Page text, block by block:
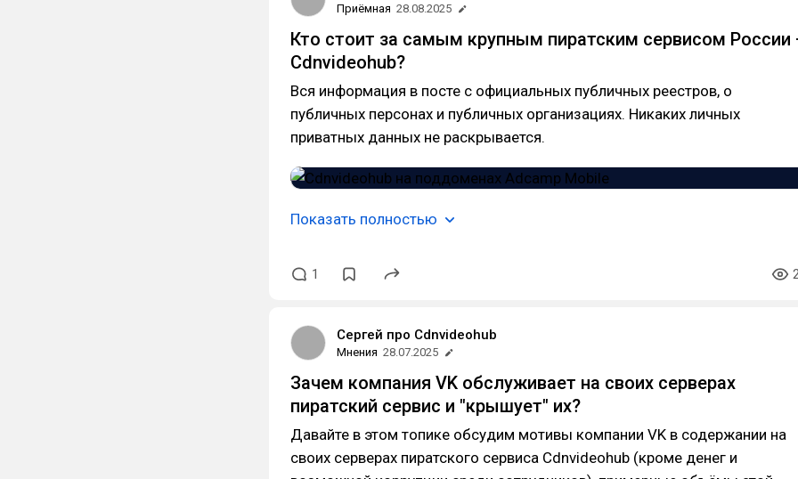
Приёмная 28.08.2025
Кто стоит за самым крупным пиратским сервисом России
Cdnvideohub?
Вся информация в посте с официальных публичных реестров, о
публичных персонах и публичных организациях. Никаких личных
приватных данных не раскрывается.
Показать полностью
1
Сергей про Cdnvideohub
Мнения 28.07.2025
Зачем компания VK обслуживает на своих серверах
пиратский сервис и "крышует" их?
Давайте в этом топике обсудим мотивы компании VK в содержании на
своих серверах пиратского сервиса Cdnvideohub (кроме денег и